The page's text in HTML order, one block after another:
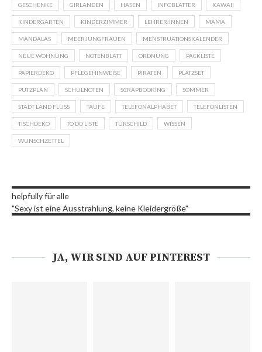
GESCHENKE GIRLANDEN HASEN INFOBLÄTTER KAWAII
KINDERGARTEN KINDERZIMMER LEHRER:INNEN MAMA
MANDALAS MEERJUNGFRAUEN MENSTRUATIONSKALENDER
NEUE WOHNUNG NOTENBLATT ORDNUNG PACKLISTE
PAPIERDEKO PFLEGEHINWEISE PIRATEN PLATZSET
PUTZPLAN SCHULNOTEN SCRAPBOOKING SOMMER
STADT LAND FLUSS TAUFE TELEFONALPHABET TELEFONLISTEN
TISCHDEKO TO DO LISTE TÜRSCHILD WISSEN
WUNSCHZETTEL
helpfully für alle
"Sexy ist eine Ausstrahlung, keine Kleidergröße"
JA, WIR SIND AUF PINTEREST